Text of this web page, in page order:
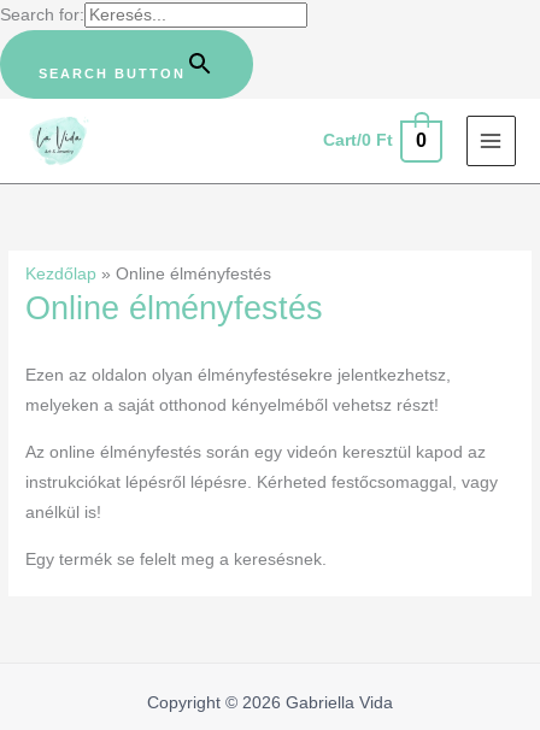
Search for:
SEARCH BUTTON
Skip
to
content
Cart/0 Ft 0
Kezdőlap »Online élményfestés
Online élményfestés
Ezen az oldalon olyan élményfestésekre jelentkezhetsz,
melyeken a saját otthonod kényelméből vehetsz részt!
Az online élményfestés során egy videón keresztül kapod az
instrukciókat lépésről lépésre. Kérheted festőcsomaggal, vagy
anélkül is!
Egy termék se felelt meg a keresésnek.
Copyright © 2026 Gabriella Vida